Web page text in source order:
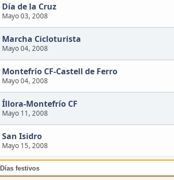
Día de la Cruz
Mayo 03, 2008
Marcha Cicloturista
Mayo 04, 2008
Montefrío CF-Castell de Ferro
Mayo 04, 2008
Íllora-Montefrío CF
Mayo 11, 2008
San Isidro
Mayo 15, 2008
Días festivos